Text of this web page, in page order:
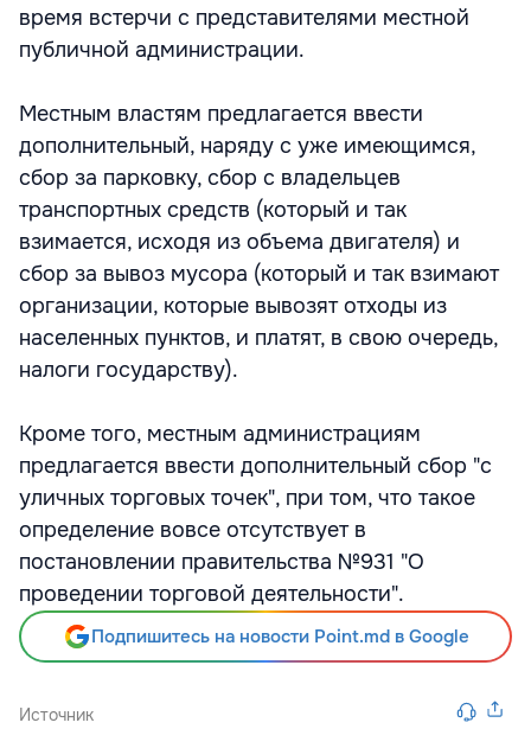
время встерчи с представителями местной
публичной администрации.
Местным властям предлагается ввести
дополнительный, наряду с уже имеющимся,
сбор за парковку, сбор с владельцев
транспортных средств (который и так
взимается, исходя из объема двигателя) и
сбор за вывоз мусора (который и так взимают
организации, которые вывозят отходы из
населенных пунктов, и платят, в свою очередь,
налоги государству).
Кроме того, местным администрациям
предлагается ввести дополнительный сбор "с
уличных торговых точек", при том, что такое
определение вовсе отсутствует в
постановлении правительства №931 "О
проведении торговой деятельности".
Подпишитесь на новости Point.md в Google
Источник